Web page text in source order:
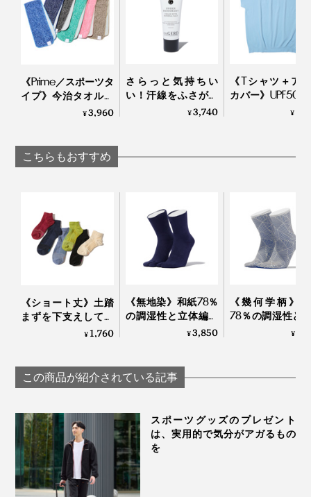
長時間走っても、シューズを履きっぱなしでも、足をず
っと気持ちよく包んでくれる『AMIGAMI』で、涼しい
《Prime／スポーツタ
イプ》今治タオルと
冷感生地のハイブリ
¥3,960
さらっと気持ちい
い！汗線をふさがず
細菌の繁殖を抑える
¥3,740
《Tシャツ＋ア
カバー》UPF50+
い目なしで動き
¥
こちらもおすすめ
《ショート丈》土踏
まずを下支えして、
足底筋をサポートす
レッグ
¥1,760
《無地染》和紙78％
の調湿性と立体編み
のフィット感で、長
ス」｜WASI WASI
¥3,850
《幾何学柄》
78％の調湿性と
編みのフィッ
¥
この商品が紹介されている記事
スポーツグッズのプレゼント
は、実用的で気分がアガるもの
を